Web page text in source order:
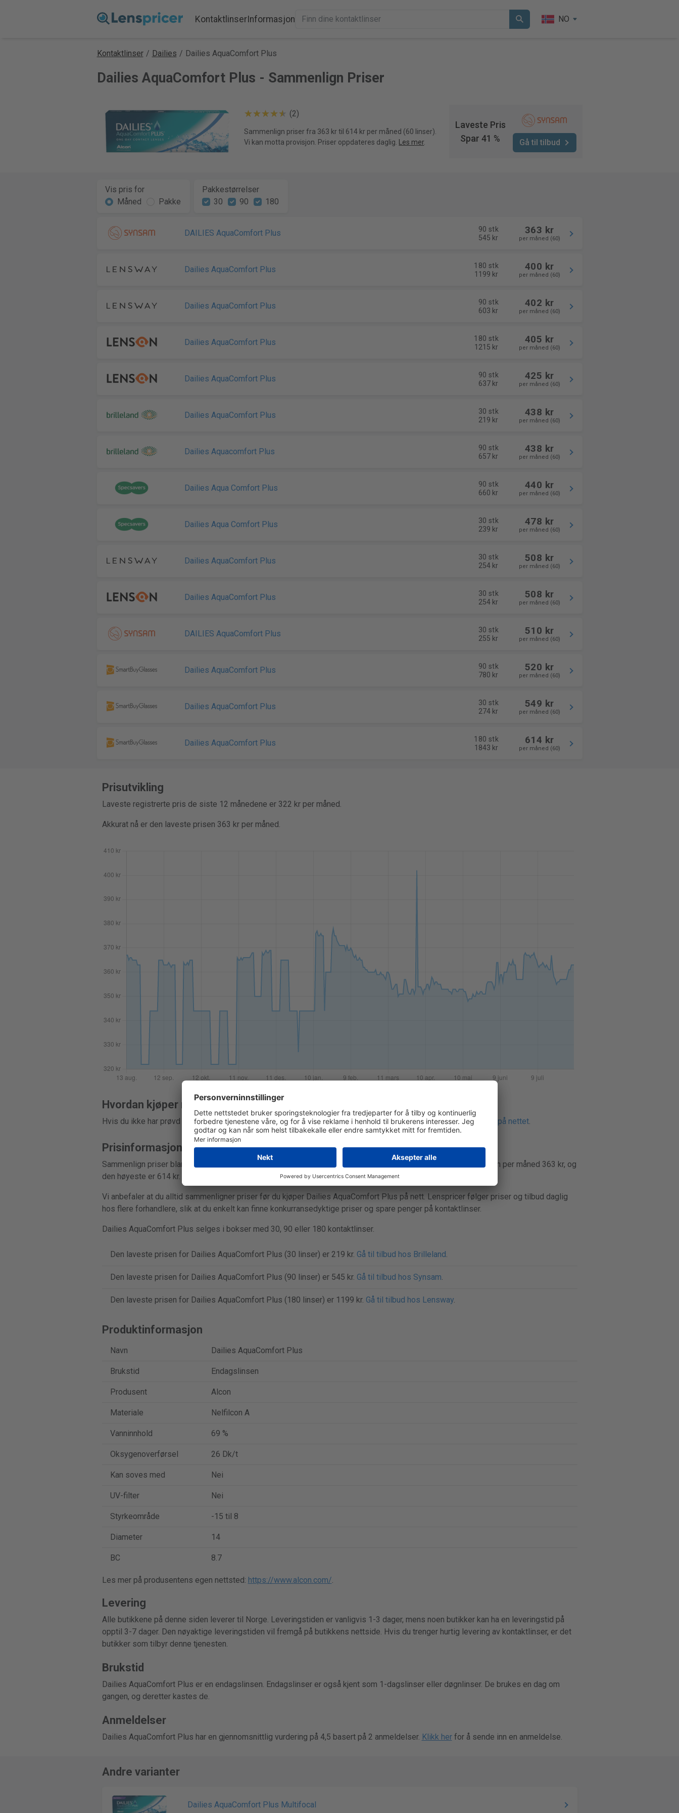
KontaktlinserInformasjon NO
Kontaktlinser / Dailies / Dailies AquaComfort Plus
Dailies AquaComfort Plus - Sammenlign Priser
(2)
Sammenlign priser fra 363 kr til 614 kr per måned (60 linser).
Vi kan motta provisjon. Priser oppdateres daglig.
Les mer.
Laveste Pris
Spar 41 %
Gå til tilbud
Vis pris for
Måned
Pakke
Pakkestørrelser
30
90 180
DAILIES AquaComfort Plus
90 stk
545 kr
363 kr
per måned (60)
Dailies AquaComfort Plus
180 stk
1199 kr
400 kr
per måned (60)
Dailies AquaComfort Plus
90 stk
603 kr
402 kr
per måned (60)
Dailies AquaComfort Plus
180 stk
1215 kr
405 kr
per måned (60)
Dailies AquaComfort Plus
90 stk
637 kr
425 kr
per måned (60)
Dailies AquaComfort Plus
30 stk
219 kr
438 kr
per måned (60)
Dailies Aquacomfort Plus
90 stk
657 kr
438 kr
per måned (60)
Dailies Aqua Comfort Plus
90 stk
660 kr
440 kr
per måned (60)
Dailies Aqua Comfort Plus
30 stk
239 kr
478 kr
per måned (60)
Dailies AquaComfort Plus
30 stk
254 kr
508 kr
per måned (60)
Dailies AquaComfort Plus
30 stk
254 kr
508 kr
per måned (60)
DAILIES AquaComfort Plus
30 stk
255 kr
510 kr
per måned (60)
Dailies AquaComfort Plus
90 stk
780 kr
520 kr
per måned (60)
Dailies AquaComfort Plus
30 stk
274 kr
549 kr
per måned (60)
Dailies AquaComfort Plus
180 stk
1843 kr
614 kr
per måned (60)
Prisutvikling
Laveste registrerte pris de siste 12 månedene er 322 kr per måned.
Akkurat nå er den laveste prisen 363 kr per måned.
Hvordan kjøper man kontaktlinser på nettet?
Hvis du ikke har prøvd å kjøpe kontaktlinser på nett før, kan du følge vår enkle guide:hvordan kjøpe kontaktlinser på nettet.
Prisinformasjon
Sammenlign priser blant 6 butikker, og pakker med 30, 90 eller 180 kontaktlinser. Akkurat nå er den laveste prisen per måned 363 kr, og
den høyeste er 614 kr. Spar opptil 41%.
Vi anbefaler at du alltid sammenligner priser før du kjøper Dailies AquaComfort Plus på nett. Lenspricer følger priser og tilbud daglig
hos flere forhandlere, slik at du enkelt kan finne konkurransedyktige priser og spare penger på kontaktlinser.
Dailies AquaComfort Plus selges i bokser med 30, 90 eller 180 kontaktlinser.
Den laveste prisen for Dailies AquaComfort Plus (30 linser) er 219 kr. Gå til tilbud hos Brilleland.
Den laveste prisen for Dailies AquaComfort Plus (90 linser) er 545 kr. Gå til tilbud hos Synsam.
Den laveste prisen for Dailies AquaComfort Plus (180 linser) er 1199 kr. Gå til tilbud hos Lensway.
Produktinformasjon
Navn Dailies AquaComfort Plus
Brukstid Endagslinsen
Produsent Alcon
Materiale Nelfilcon A
Vanninnhold 69 %
Oksygenoverførsel 26 Dk/t
Kan soves med Nei
UV-filter Nei
Styrkeområde -15 til 8
Diameter 14
BC 8.7
Les mer på produsentens egen nettsted: https://www.alcon.com/.
Levering
Alle butikkene på denne siden leverer til Norge. Leveringstiden er vanligvis 1-3 dager, mens noen butikker kan ha en leveringstid på
opptil 3-7 dager. Den nøyaktige leveringstiden vil fremgå på butikkens nettside. Hvis du trenger hurtig levering av kontaktlinser, er det
butikker som tilbyr denne tjenesten.
Brukstid
Dailies AquaComfort Plus er en endagslinsen. Endagslinser er også kjent som 1-dagslinser eller døgnlinser. De brukes en dag om
gangen, og deretter kastes de.
Anmeldelser
Dailies AquaComfort Plus har en gjennomsnittlig vurdering på 4,5 basert på 2 anmeldelser. Klikk herfor å sende inn en anmeldelse.
Andre varianter
Dailies AquaComfort Plus Multifocal